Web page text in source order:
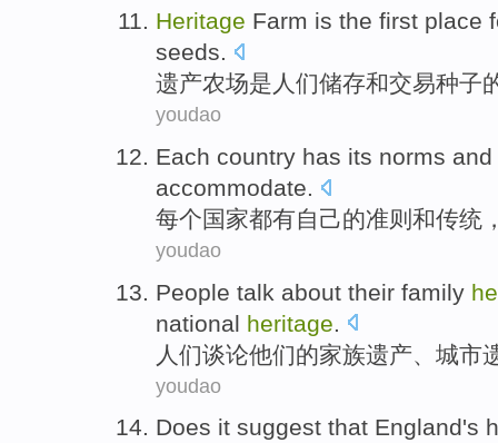
Heritage Farm is the first place
seeds.
遗产农场是 人们储存和交易种子
youdao
Each country has its norms and
accommodate.
每个国家都有自己的准则 和传统
youdao
People talk about their family
national heritage
人们谈论他们的家族遗产 城市
youdao
Does it suggest that England's